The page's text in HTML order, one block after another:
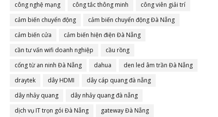
công nghệ mạng
công tắc thông minh
công viên giải trí
cảm biến chuyển động
cảm biến chuyển động Đà Nẵng
cảm biến cửa
cảm biến hiện điện Đà Nẵng
cần tư vấn wifi doanh nghiệp
cầu rồng
cổng từ an ninh Đà Nẵng
dahua
den led âm trần Đà Nẵng
draytek
dây HDMI
dây cáp quang đà nẵng
dây nhảy quang
dây nhảy quang đà nẵng
dịch vụ IT trọn gói Đà Nẵng
gateway Đà Nẵng